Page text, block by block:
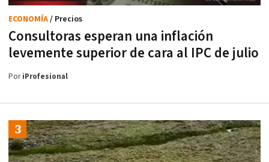
Consultoras esperan una inflación
levemente superior de cara al IPC de julio
ECONOMÍA/ Precios
PoriProfesional